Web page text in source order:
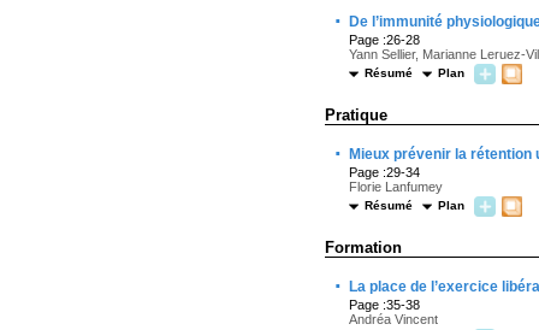
· De l’immunité
Page :26-28
Yann Sellier, Marianne Leruez-
Résumé Plan
Pratique
· Mieux prévenir la
Page :29-34
Florie Lanfumey
Résumé Plan
Formation
· La place de l’exercice
Page :35-38
Andréa Vincent